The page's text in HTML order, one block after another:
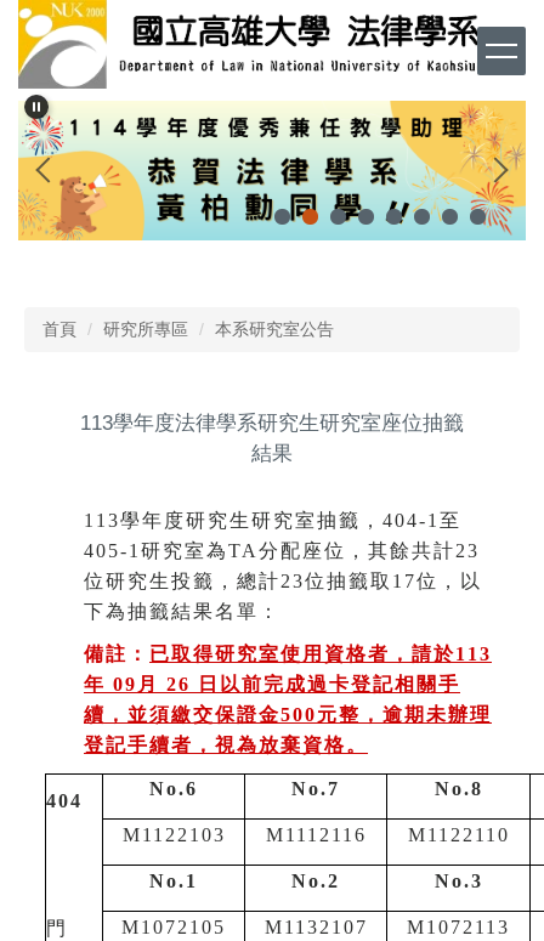
跳
主
要
內
容
首頁 研究所專區 本系研究室公告
113學年度法律學系研究生研究室座位抽籤
結果
113學年度研究生研究室抽籤，404-1至
405-1研究室為TA分配座位，其餘共計23
位研究生投籤，總計23位抽籤取17位，以
下為抽籤結果名單：
備註： 已取得研究室使用資格者，請於113
年 09月 26 日以前完成過卡登記相關手
續，並須繳交保證金500元整，逾期未辦理
登記手續者，視為放棄資格。
404
門
No.6 No.7 No.8
M1122103 M1112116 M1122110
No.1 No.2 No.3
M1072105 M1132107 M1072113